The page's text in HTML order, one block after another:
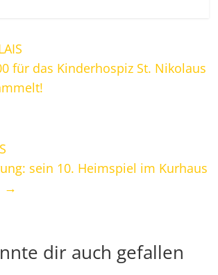
für das Kinderhospiz St. Nikolaus
sein 10. Heimspiel im Kurhaus
→
dir auch gefallen